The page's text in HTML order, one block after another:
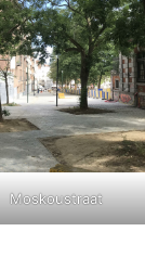
Moskoustraat